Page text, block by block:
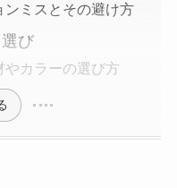
ンミスとその避け方
び
やカラーの選び方